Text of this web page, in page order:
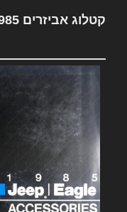
קטלוג אביזרים Jeep 1985